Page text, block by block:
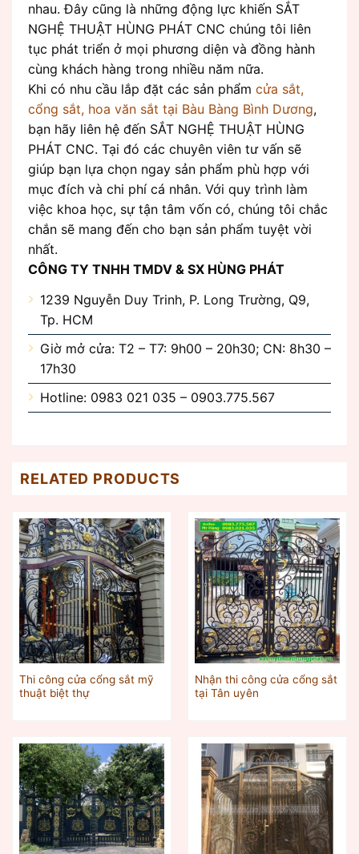
nhau. Đây cũng là những động lực khiến SẮT
NGHỆ THUẬT HÙNG PHÁT CNC chúng tôi liên
tục phát triển ở mọi phương diện và đồng hành
cùng khách hàng trong nhiều năm nữa.
Khi có nhu cầu lắp đặt các sản phẩm cửa sắt,
cổng sắt, hoa văn sắt tại Bàu Bàng Bình Dương,
bạn hãy liên hệ đến SẮT NGHỆ THUẬT HÙNG
PHÁT CNC. Tại đó các chuyên viên tư vấn sẽ
giúp bạn lựa chọn ngay sản phẩm phù hợp với
mục đích và chi phí cá nhân. Với quy trình làm
việc khoa học, sự tận tâm vốn có, chúng tôi chắc
chắn sẽ mang đến cho bạn sản phẩm tuyệt vời
nhất.
CÔNG TY TNHH TMDV & SX HÙNG PHÁT
1239 Nguyễn Duy Trinh, P. Long Trường, Q9,
Tp. HCM
Giờ mở cửa: T2 – T7: 9h00 – 20h30; CN: 8h30 –
17h30
Hotline: 0983 021 035 – 0903.775.567
RELATED PRODUCTS
Thi công cửa cổng sắt mỹ
thuật biệt thự
Nhận thi công cửa cổng sắt
tại Tân uyên